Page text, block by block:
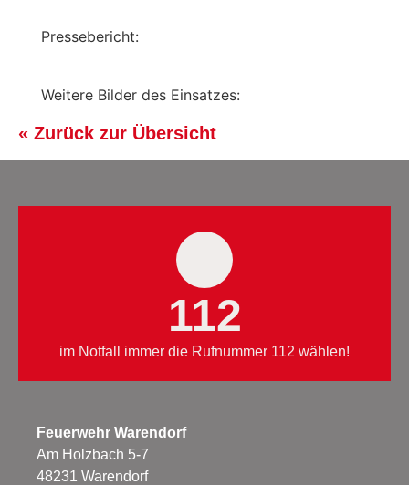
Pressebericht:
Weitere Bilder des Einsatzes:
« Zurück zur Übersicht
112
im Notfall immer die Rufnummer 112 wählen!
Feuerwehr Warendorf
Am Holzbach 5-7
48231 Warendorf